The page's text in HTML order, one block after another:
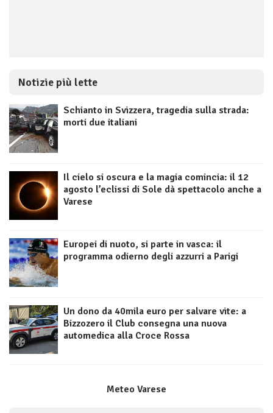
Notizie più lette
Schianto in Svizzera, tragedia sulla strada:
morti due italiani
Il cielo si oscura e la magia comincia: il 12
agosto l’eclissi di Sole dà spettacolo anche a
Varese
Europei di nuoto, si parte in vasca: il
programma odierno degli azzurri a Parigi
Un dono da 40mila euro per salvare vite: a
Bizzozero il Club consegna una nuova
automedica alla Croce Rossa
Meteo Varese